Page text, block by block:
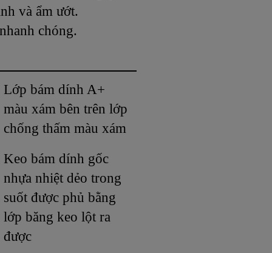
và ẩm ướt.
chóng.
Lớp bám dính A+
màu xám bên trên lớp
chống thấm màu xám
Keo bám dính gốc
nhựa nhiệt dẻo trong
suốt được phủ bằng
lớp băng keo lột ra
được